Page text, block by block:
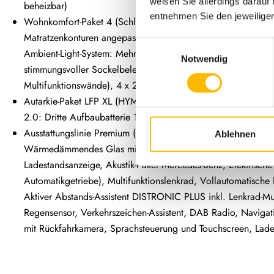
entnehmen Sie den
Einwilligungsauswahl
Notwendig
Ablehnen
beheizbar)
Wohnkomfort-Paket 4 (Schlafsystem mit Tellerfederrost für
Matratzenkonturen angepasst, Filzverkleidung in
Ambient-Light-System: Mehr-Ebenen Lichtsystem mit
stimmungsvoller Sockelbeleuchtung, Lichtpaket
Multifunktionswände), 4 x 230 V / 1 x 12 V Zusatzsteckdosen)
Autarkie-Paket LFP XL (HYMER-Smart-Battery-System 2.0:
2.0: Dritte Aufbaubatterie 160 Ah LFP inkl. Zusatzlader,
Ausstattungslinie Premium (Automatikgetriebe 9G-TRONIC
Wärmedämmendes Glas mit Tönungsstreifen an der
Ladestandsanzeige, Akustik-Paket Mercedes-Benz,
Automatikgetriebe), Multifunktionslenkrad, Vollautomatische
Aktiver Abstands-Assistent DISTRONIC PLUS inkl. Lenkrad-
Regensensor, Verkehrszeichen-Assistent, DAB Radio,
mit Rückfahrkamera, Sprachsteuerung und Touchscreen,